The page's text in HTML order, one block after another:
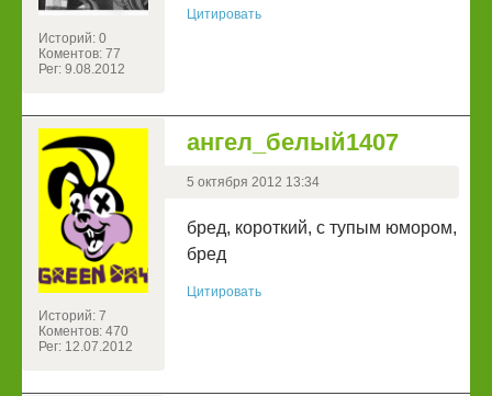
Историй: 0
Коментов: 77
Рег: 9.08.2012
Цитировать
Историй: 7
Коментов: 470
Рег: 12.07.2012
ангел_белый1407
5 октября 2012 13:34
бред, короткий, с тупым юмором,
бред
Цитировать